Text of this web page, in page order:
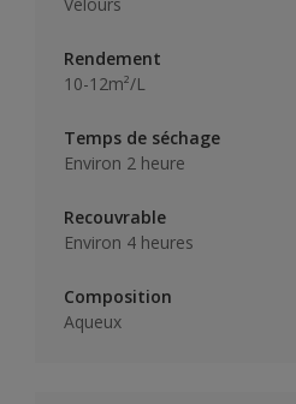
Rendement
10-12m²/L
Temps de séchage
Environ 2 heure
Recouvrable
Environ 4 heures
Composition
Aqueux